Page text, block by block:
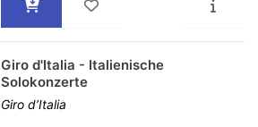
Giro d'Italia - Italienische
Solokonzerte
Giro d’Italia